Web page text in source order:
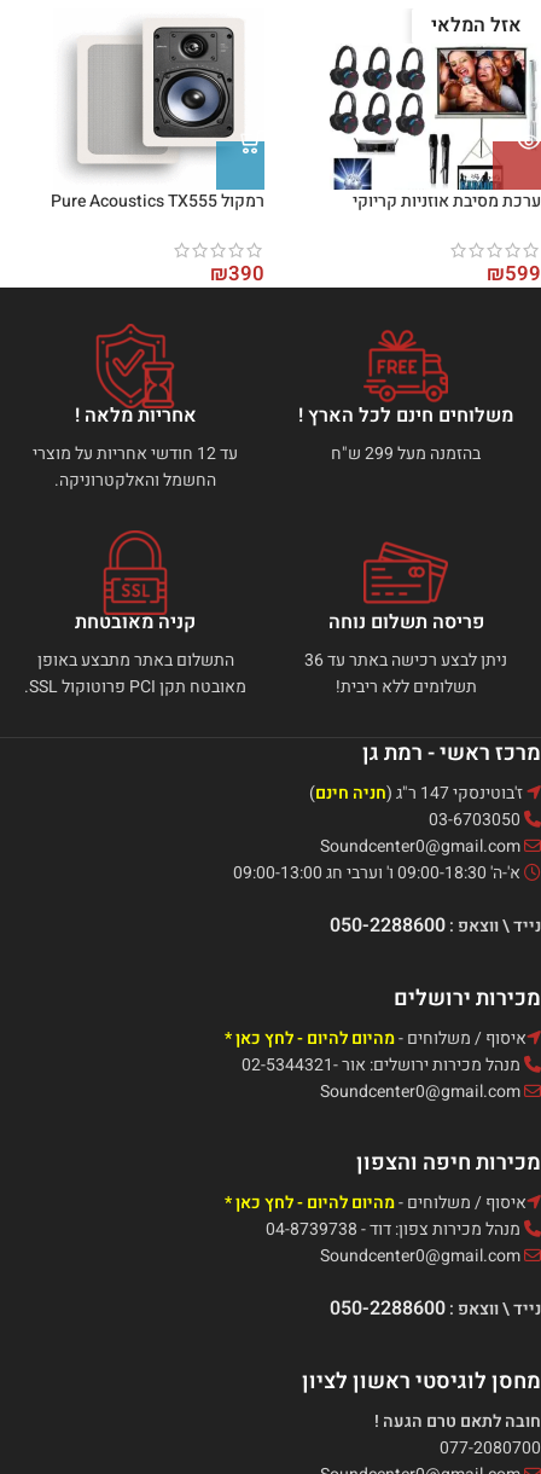
אזל המלאי
ערכת מסיבת אוזניות קריוקי
₪599
רמקול Pure Acoustics TX555
₪390
משלוחים חינם לכל הארץ !
בהזמנה מעל 299 ש"ח
אחריות מלאה !
עד 12 חודשי אחריות על מוצרי
החשמל והאלקטרוניקה.
פריסה תשלום נוחה
ניתן לבצע רכישה באתר עד 36
תשלומים ללא ריבית!
קניה מאובטחת
התשלום באתר מתבצע באופן
מאובטח תקן PCI פרוטוקול SSL.
מרכז ראשי - רמת גן
ז'בוטינסקי 147 ר"ג ( חניה חינם)
א'-ה' 09:00-18:30 ו' וערבי חג 09:00-13:00
נייד \ ווצאפ :050-2288600
מכירות ירושלים
איסוף / משלוחים -מהיום להיום - לחץ כאן *
מנהל מכירות ירושלים: אור -02-5344321
מכירות חיפה והצפון
איסוף / משלוחים -מהיום להיום - לחץ כאן *
מנהל מכירות צפון: דוד - 04-8739738
נייד \ ווצאפ :050-2288600
מחסן לוגיסטי ראשון לציון
חובה לתאם טרם הגעה !
077-2080700